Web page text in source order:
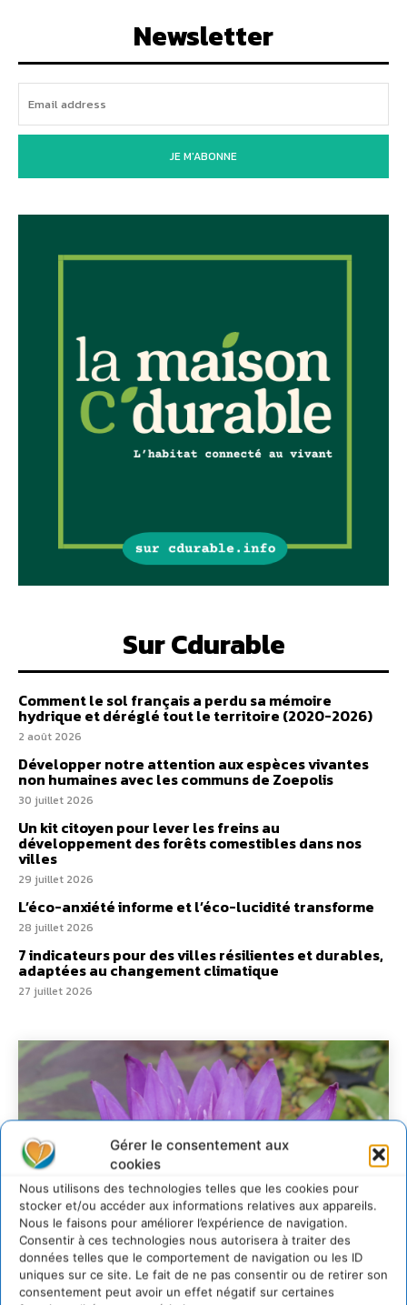
Gérer le consentement aux
cookies
Nous utilisons des technologies telles que les cookies pour
stocker et/ou accéder aux informations relatives aux appareils.
Nous le faisons pour améliorer l’expérience de navigation.
Consentir à ces technologies nous autorisera à traiter des
données telles que le comportement de navigation ou les ID
uniques sur ce site. Le fait de ne pas consentir ou de retirer son
consentement peut avoir un effet négatif sur certaines
Newsletter
JE M'ABONNE
Sur Cdurable
Comment le sol français a perdu sa mémoire
hydrique et déréglé tout le territoire (2020-2026)
2 août 2026
Développer notre attention aux espèces vivantes
non humaines avec les communs de Zoepolis
30 juillet 2026
Un kit citoyen pour lever les freins au
développement des forêts comestibles dans nos
villes
29 juillet 2026
L’éco-anxiété informe et l’éco-lucidité transforme
28 juillet 2026
7 indicateurs pour des villes résilientes et durables,
adaptées au changement climatique
27 juillet 2026